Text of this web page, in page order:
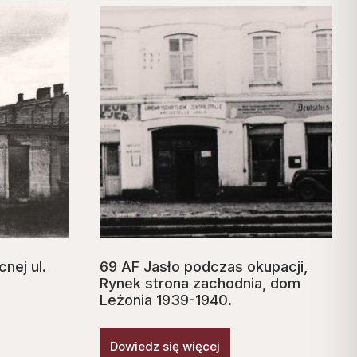
ul.
69 AF Jasło podczas okupacji,
Rynek strona zachodnia, dom
Leżonia 1939-1940.
Dowiedz się więcej